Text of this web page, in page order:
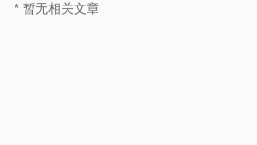
* 暂无相关文章